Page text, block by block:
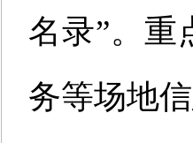
名录”。重
务等场地